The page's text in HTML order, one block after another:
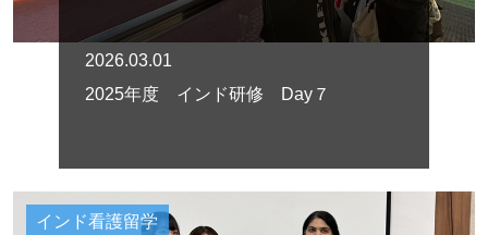
2026.03.01
2025年度 インド研修 Day７
インド看護留学